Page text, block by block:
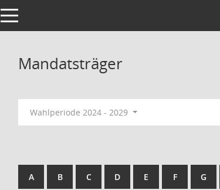
Toggle navigation
Mandatsträger
Wahlperiode 2024 - 2029
A B C D E F G